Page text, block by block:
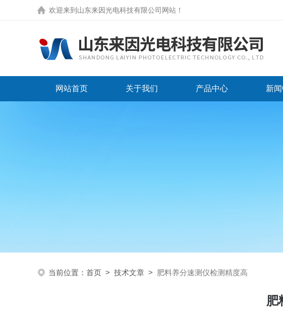
欢迎来到 山东来因光电科技有限公司网站 ！
网站首页 关于我们 产品中心 新
当前位置： 首页 > 技术文章 > 肥料养分速测仪检测精度高
肥